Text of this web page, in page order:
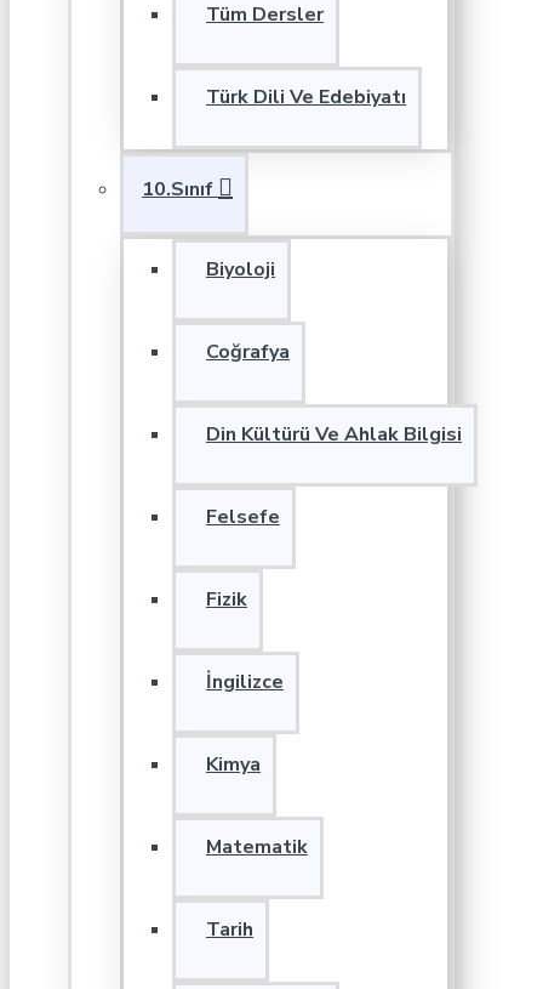
Tüm Dersler
Türk Dili Ve Edebiyatı
10.Sınıf
Biyoloji
Coğrafya
Din Kültürü Ve Ahlak Bilgisi
Felsefe
Fizik
İngilizce
Kimya
Matematik
Tarih